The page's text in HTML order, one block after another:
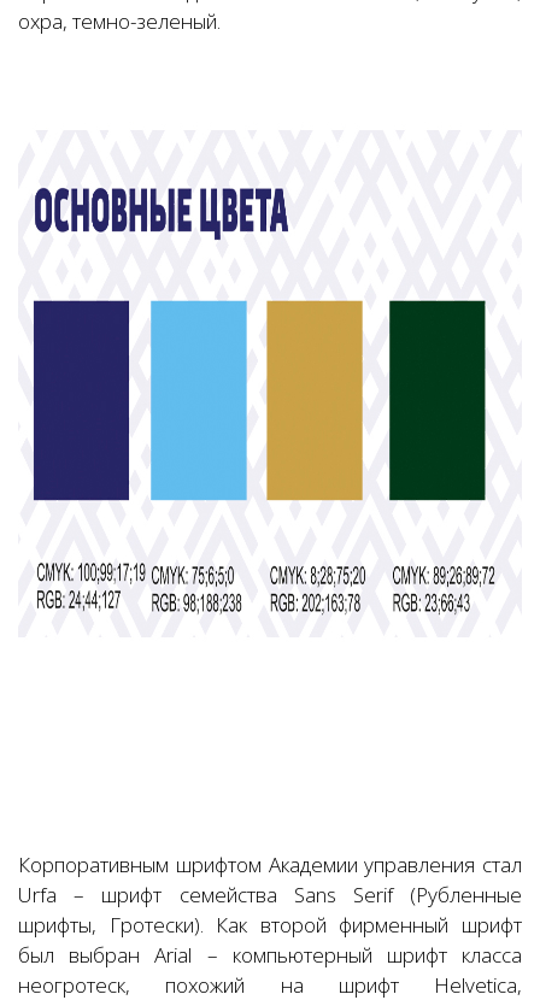
охра, темно-зеленый.
Корпоративным шрифтом Академии управления стал
Urfa – шрифт семейства Sans Serif (Рубленные
шрифты, Гротески). Как второй фирменный шрифт
был выбран Arial – компьютерный шрифт класса
неогротеск, похожий на шрифт Helvetica,